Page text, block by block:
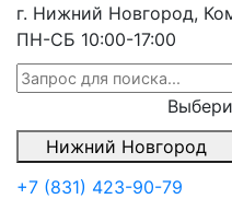
г. Нижний Новгород,
ПН-СБ 10:00-17:00
Нижний Новгород
+7 (831) 423-90-79